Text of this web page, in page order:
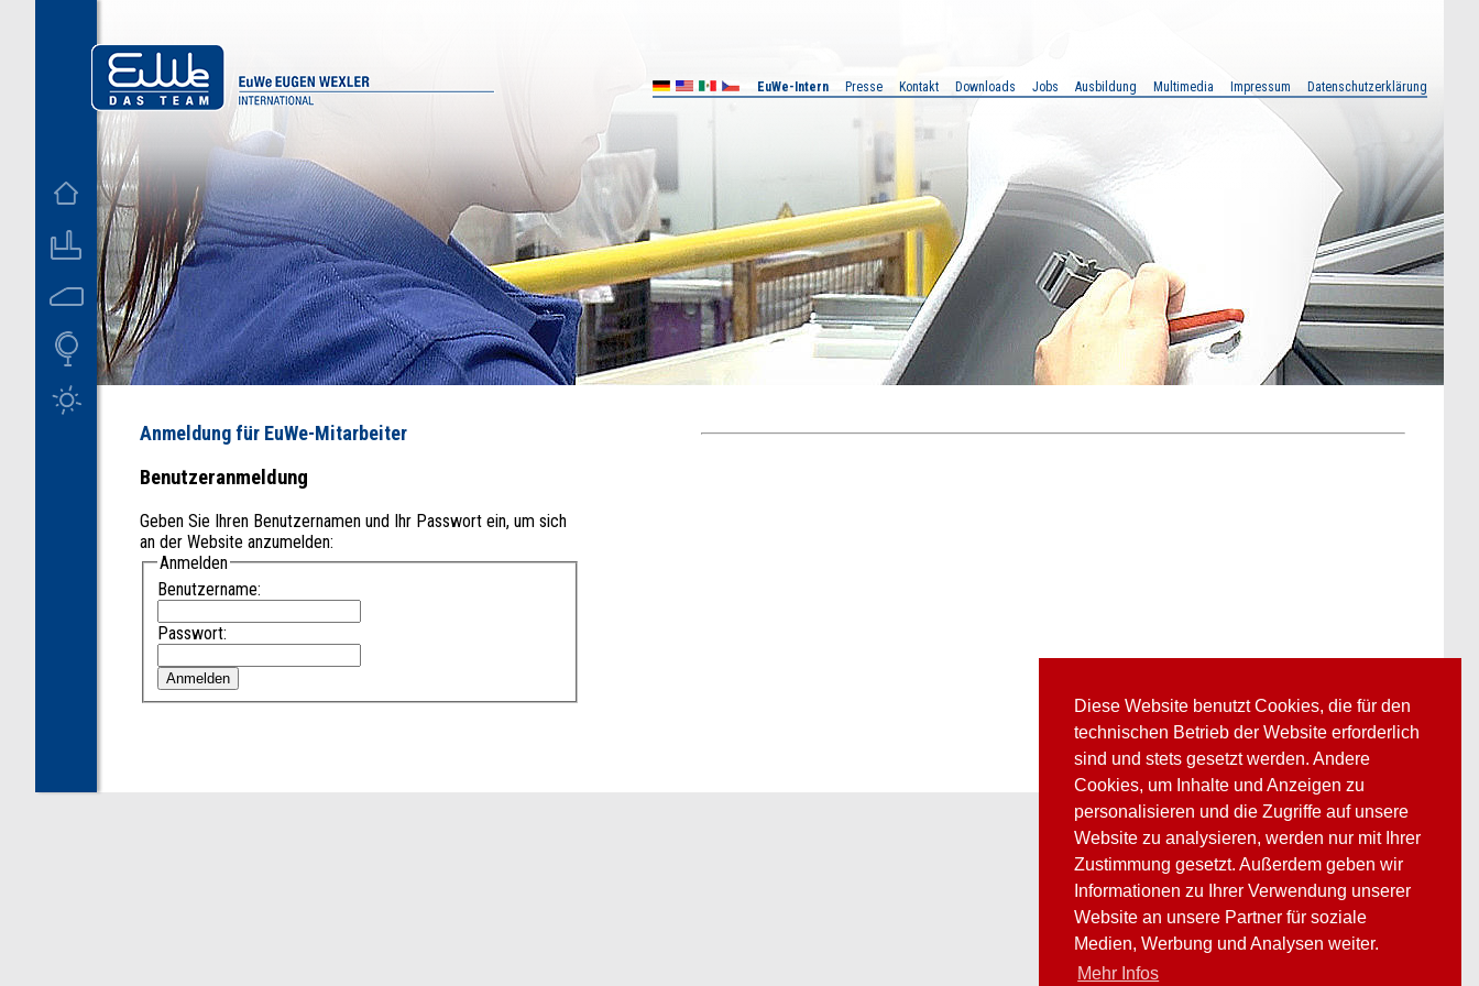
Diese Website benutzt Cookies, die für den
technischen Betrieb der Website erforderlich
sind und stets gesetzt werden. Andere
Cookies, um Inhalte und Anzeigen zu
personalisieren und die Zugriffe auf unsere
Website zu analysieren, werden nur mit Ihrer
Zustimmung gesetzt. Außerdem geben wir
Informationen zu Ihrer Verwendung unserer
Website an unsere Partner für soziale
Medien, Werbung und Analysen weiter.
Mehr Infos
Anmeldung für EuWe-Mitarbeiter
Benutzeranmeldung
Geben Sie Ihren Benutzernamen und Ihr Passwort ein, um sich
an der Website anzumelden:
Anmelden
Benutzername:
Passwort:
D US MX EuWe-Intern Presse Kontakt Downloads Jobs Ausbildung Multimedia Impressum Datenschutzerklärung